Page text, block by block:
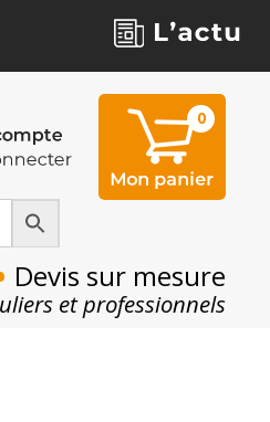
0
0
Devis sur mesure
et professionnels